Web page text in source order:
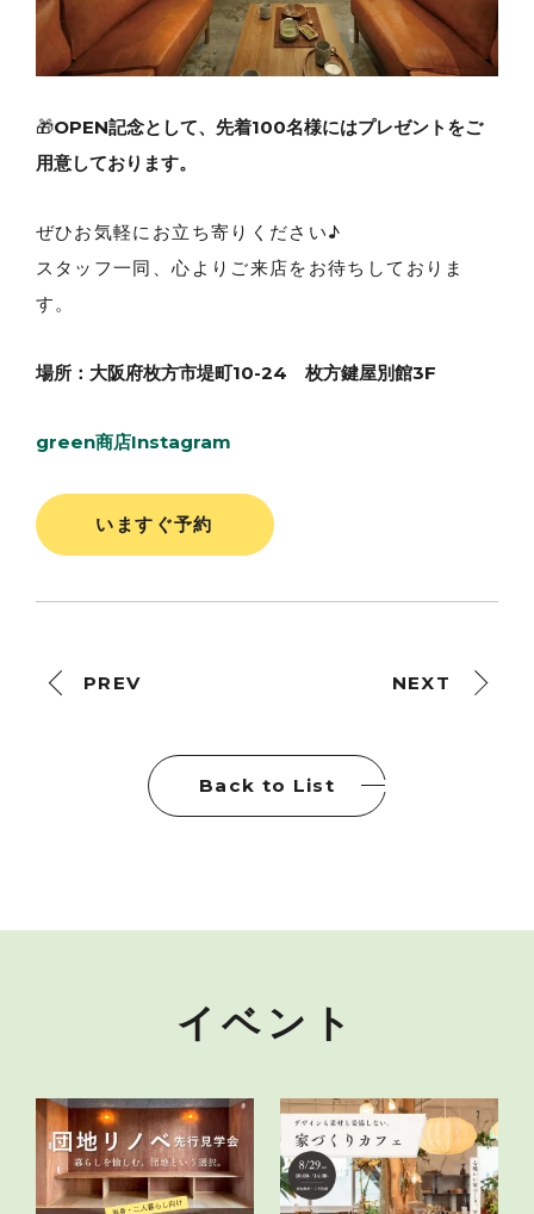
🎁OPEN記念として、先着100名様にはプレゼントをご
用意しております。
ぜひお気軽にお立ち寄りください♪
スタッフ一同、心よりご来店をお待ちしておりま
す。
場所：大阪府枚方市堤町10-24 枚方鍵屋別館3F
green商店Instagram
いますぐ予約
PREV NEXT
Back to List
イベント